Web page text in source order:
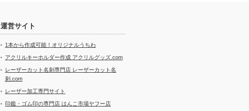
運営サイト
1本から作成可能！オリジナルうちわ
アクリルキーホルダー作成 アクリルグッズ.com
レーザーカット名刺専門店 レーザーカット名
刺.com
レーザー加工専門サイト
印鑑・ゴム印の専門店 はんこ市場ヤフー店